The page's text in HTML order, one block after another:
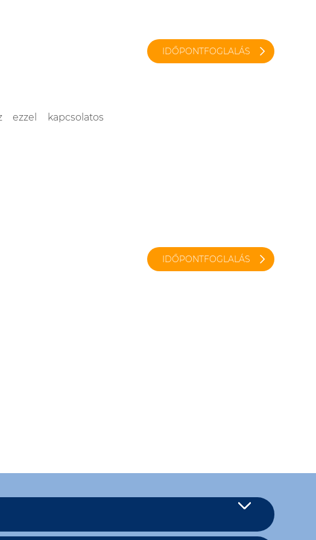
ezzel kapcsolatos
IDŐPONTFOGLALÁS
IDŐPONTFOGLALÁS